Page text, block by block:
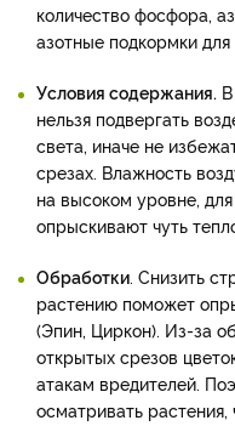
количество фосфора,
азотные подкормки
Условия содержания.
нельзя подвергать
света, иначе не
срезах. Влажность
на высоком уровне,
опрыскивают чуть
Обработки . Снизить
растению поможет
(Эпин, Циркон). Из-за
открытых срезов
атакам вредителей.
осматривать